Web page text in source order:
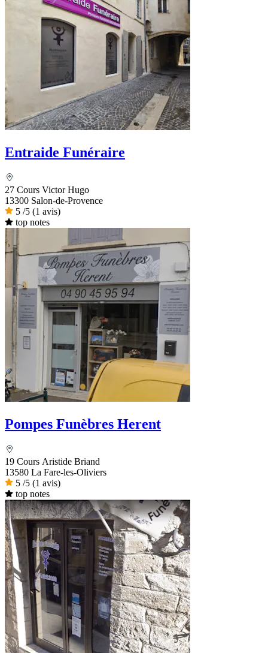
Entraide Funéraire
27 Cours Victor Hugo
13300 Salon-de-Provence
5 /5 (1 avis)
top notes
Pompes Funèbres Herent
19 Cours Aristide Briand
13580 La Fare-les-Oliviers
5 /5 (1 avis)
top notes